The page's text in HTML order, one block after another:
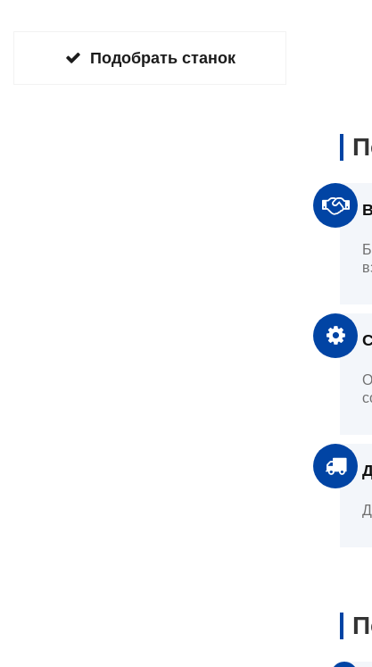
Подобрать станок